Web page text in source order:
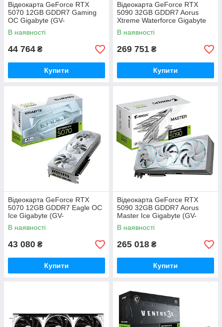
Відеокарта GeForce RTX
5070 12GB GDDR7 Gaming
OC Gigabyte (GV-
N5070GAMING OC-12GD)
В наявності
44 764 ₴
Купити
Відеокарта GeForce RTX
5090 32GB GDDR7 Aorus
Xtreme Waterforce Gigabyte
(GV-N5090AORUSX W-32GD)
В наявності
269 751 ₴
Купити
Відеокарта GeForce RTX
5070 12GB GDDR7 Eagle OC
Ice Gigabyte (GV-
N5070EAGLEOC ICE-12GD)
В наявності
43 080 ₴
Купити
Відеокарта GeForce RTX
5090 32GB GDDR7 Aorus
Master Ice Gigabyte (GV-
N5090AORUSM ICE-32GD)
В наявності
265 018 ₴
Купити